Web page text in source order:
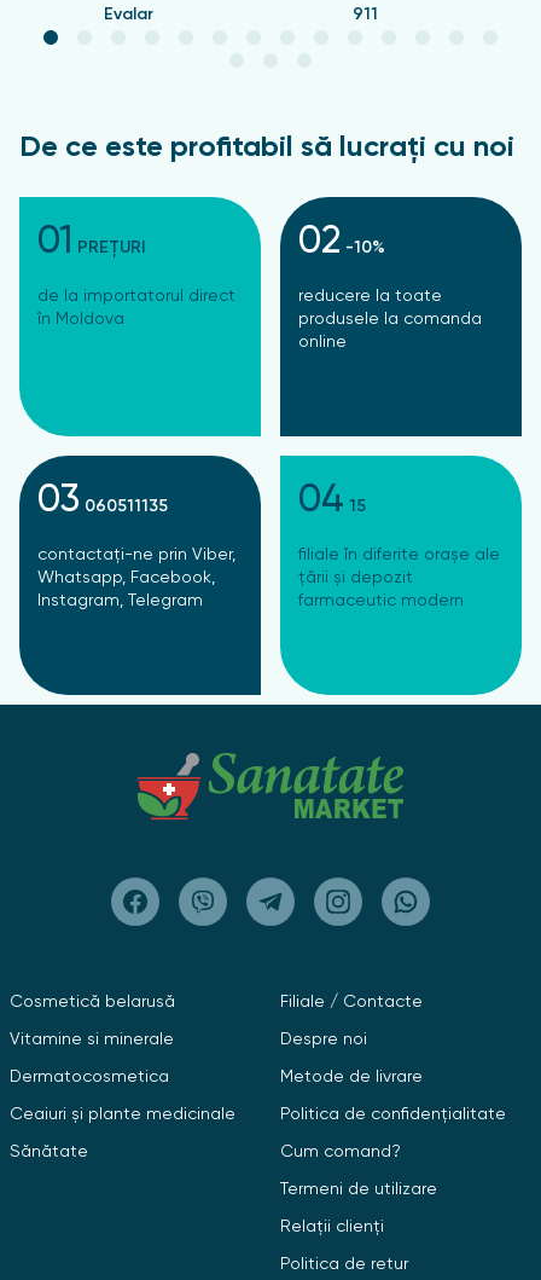
Evalar 911
De ce este profitabil să lucrați cu noi
01 PREȚURI
de la importatorul direct
în Moldova
02 -10%
reducere la toate
produsele la comanda
online
03 060511135
contactați-ne prin Viber,
Whatsapp, Facebook,
Instagram, Telegram
04 15
filiale în diferite orașe ale
țării și depozit
farmaceutic modern
Cosmetică belarusă
Vitamine si minerale
Dermatocosmetica
Ceaiuri și plante medicinale
Sănătate
Filiale / Contacte
Despre noi
Metode de livrare
Politica de confidențialitate
Cum comand?
Termeni de utilizare
Relații clienți
Politica de retur